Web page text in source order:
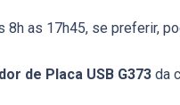
as 17h45, se preferir,
de Placa USB G373 da